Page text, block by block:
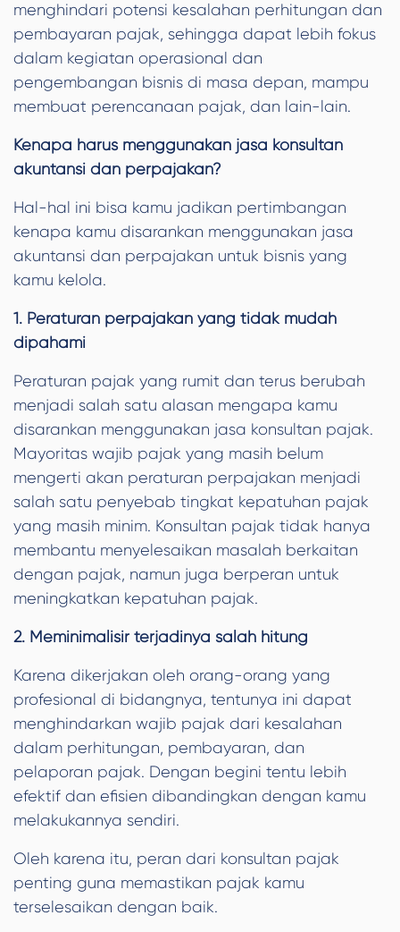
menghindari potensi kesalahan perhitungan dan
pembayaran pajak, sehingga dapat lebih fokus
dalam kegiatan operasional dan
pengembangan bisnis di masa depan, mampu
membuat perencanaan pajak, dan lain-lain.
Kenapa harus menggunakan jasa konsultan
akuntansi dan perpajakan?
Hal-hal ini bisa kamu jadikan pertimbangan
kenapa kamu disarankan menggunakan jasa
akuntansi dan perpajakan untuk bisnis yang
kamu kelola.
1. Peraturan perpajakan yang tidak mudah
dipahami
Peraturan pajak yang rumit dan terus berubah
menjadi salah satu alasan mengapa kamu
disarankan menggunakan jasa konsultan pajak.
Mayoritas wajib pajak yang masih belum
mengerti akan peraturan perpajakan menjadi
salah satu penyebab tingkat kepatuhan pajak
yang masih minim. Konsultan pajak tidak hanya
membantu menyelesaikan masalah berkaitan
dengan pajak, namun juga berperan untuk
meningkatkan kepatuhan pajak.
2. Meminimalisir terjadinya salah hitung
Karena dikerjakan oleh orang-orang yang
profesional di bidangnya, tentunya ini dapat
menghindarkan wajib pajak dari kesalahan
dalam perhitungan, pembayaran, dan
pelaporan pajak. Dengan begini tentu lebih
efektif dan efisien dibandingkan dengan kamu
melakukannya sendiri.
Oleh karena itu, peran dari konsultan pajak
penting guna memastikan pajak kamu
terselesaikan dengan baik.